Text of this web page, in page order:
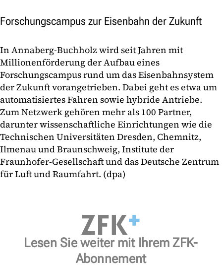
Forschungscampus zur Eisenbahn der Zukunft
In Annaberg-Buchholz wird seit Jahren mit
Millionenförderung der Aufbau eines
Forschungscampus rund um das Eisenbahnsystem
der Zukunft vorangetrieben. Dabei geht es etwa um
automatisiertes Fahren sowie hybride Antriebe.
Zum Netzwerk gehören mehr als 100 Partner,
darunter wissenschaftliche Einrichtungen wie die
Technischen Universitäten Dresden, Chemnitz,
Ilmenau und Braunschweig, Institute der
Fraunhofer-Gesellschaft und das Deutsche Zentrum
für Luft und Raumfahrt. (dpa)
Lesen Sie weiter mit Ihrem ZFK-
Abonnement